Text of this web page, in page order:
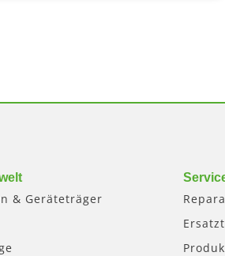
& Geräteträger